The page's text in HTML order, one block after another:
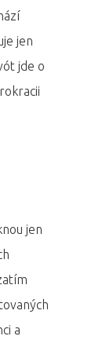
jen
jde o
jen
a